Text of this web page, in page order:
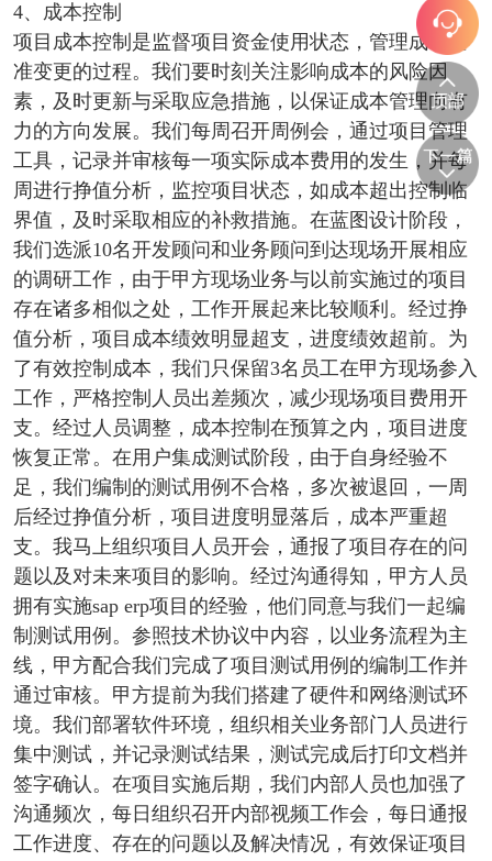
4、成本控制
项目成本控制是监督项目资金使用状态，管理成本基
准变更的过程。我们要时刻关注影响成本的风险因
素，及时更新与采取应急措施，以保证成本管理向有
力的方向发展。我们每周召开周例会，通过项目管理
工具，记录并审核每一项实际成本费用的发生，并每
周进行挣值分析，监控项目状态，如成本超出控制临
界值，及时采取相应的补救措施。在蓝图设计阶段，
我们选派10名开发顾问和业务顾问到达现场开展相应
的调研工作，由于甲方现场业务与以前实施过的项目
存在诸多相似之处，工作开展起来比较顺利。经过挣
值分析，项目成本绩效明显超支，进度绩效超前。为
了有效控制成本，我们只保留3名员工在甲方现场参入
工作，严格控制人员出差频次，减少现场项目费用开
支。经过人员调整，成本控制在预算之内，项目进度
恢复正常。在用户集成测试阶段，由于自身经验不
足，我们编制的测试用例不合格，多次被退回，一周
后经过挣值分析，项目进度明显落后，成本严重超
支。我马上组织项目人员开会，通报了项目存在的问
题以及对未来项目的影响。经过沟通得知，甲方人员
拥有实施sap erp项目的经验，他们同意与我们一起编
制测试用例。参照技术协议中内容，以业务流程为主
线，甲方配合我们完成了项目测试用例的编制工作并
通过审核。甲方提前为我们搭建了硬件和网络测试环
境。我们部署软件环境，组织相关业务部门人员进行
集中测试，并记录测试结果，测试完成后打印文档并
签字确认。在项目实施后期，我们内部人员也加强了
沟通频次，每日组织召开内部视频工作会，每日通报
工作进度、存在的问题以及解决情况，有效保证项目